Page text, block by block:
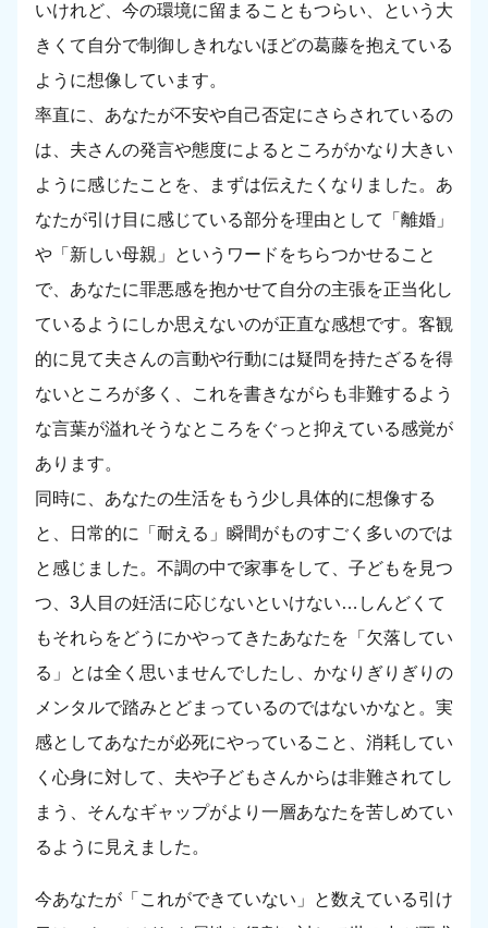
いけれど、今の環境に留まることもつらい、という大
きくて自分で制御しきれないほどの葛藤を抱えている
ように想像しています。
率直に、あなたが不安や自己否定にさらされているの
は、夫さんの発言や態度によるところがかなり大きい
ように感じたことを、まずは伝えたくなりました。あ
なたが引け目に感じている部分を理由として「離婚」
や「新しい母親」というワードをちらつかせること
で、あなたに罪悪感を抱かせて自分の主張を正当化し
ているようにしか思えないのが正直な感想です。客観
的に見て夫さんの言動や行動には疑問を持たざるを得
ないところが多く、これを書きながらも非難するよう
な言葉が溢れそうなところをぐっと抑えている感覚が
あります。
同時に、あなたの生活をもう少し具体的に想像する
と、日常的に「耐える」瞬間がものすごく多いのでは
と感じました。不調の中で家事をして、子どもを見つ
つ、3人目の妊活に応じないといけない…しんどくて
もそれらをどうにかやってきたあなたを「欠落してい
る」とは全く思いませんでしたし、かなりぎりぎりの
メンタルで踏みとどまっているのではないかなと。実
感としてあなたが必死にやっていること、消耗してい
く心身に対して、夫や子どもさんからは非難されてし
まう、そんなギャップがより一層あなたを苦しめてい
るように見えました。
今あなたが「これができていない」と数えている引け